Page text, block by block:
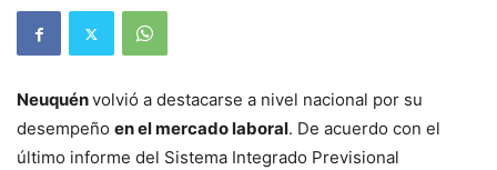
Neuquénvolvió a destacarse a nivel nacional por su
desempeño en el mercado laboral. De acuerdo con el
último informe del Sistema Integrado Previsional